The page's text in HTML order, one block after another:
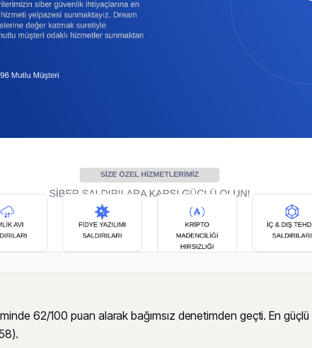
62/100 puan alarak bağımsız denetimden geçti. En güçlü